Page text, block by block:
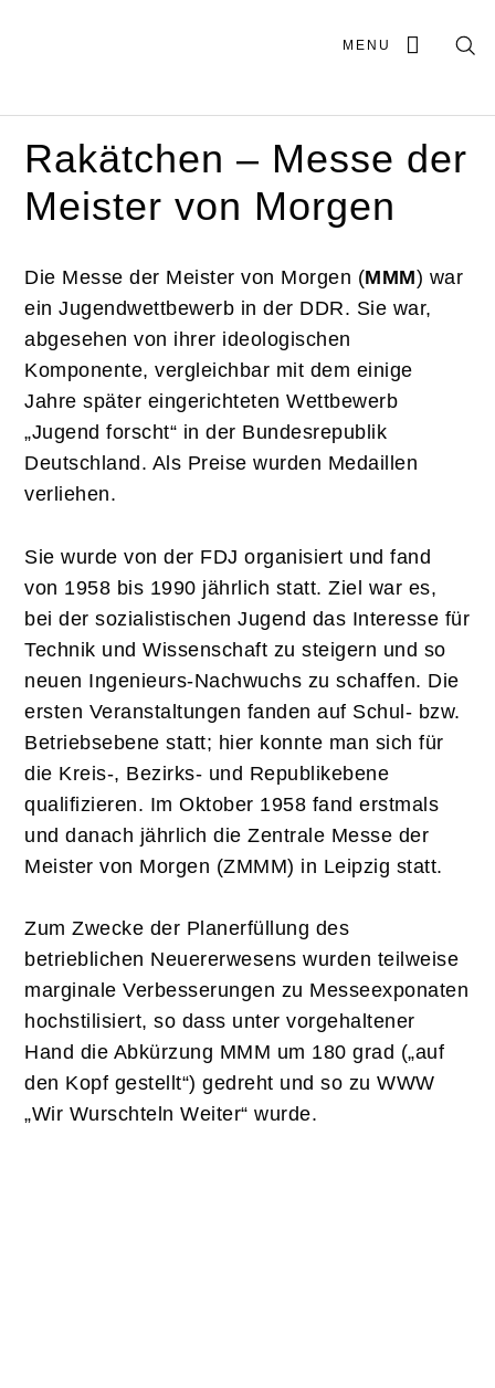
MENU
Rakätchen – Messe der
Meister von Morgen
Die Messe der Meister von Morgen (MMM) war
ein Jugendwettbewerb in der DDR. Sie war,
abgesehen von ihrer ideologischen
Komponente, vergleichbar mit dem einige
Jahre später eingerichteten Wettbewerb
„Jugend forscht“ in der Bundesrepublik
Deutschland. Als Preise wurden Medaillen
verliehen.
Sie wurde von der FDJ organisiert und fand
von 1958 bis 1990 jährlich statt. Ziel war es,
bei der sozialistischen Jugend das Interesse für
Technik und Wissenschaft zu steigern und so
neuen Ingenieurs-Nachwuchs zu schaffen. Die
ersten Veranstaltungen fanden auf Schul- bzw.
Betriebsebene statt; hier konnte man sich für
die Kreis-, Bezirks- und Republikebene
qualifizieren. Im Oktober 1958 fand erstmals
und danach jährlich die Zentrale Messe der
Meister von Morgen (ZMMM) in Leipzig statt.
Zum Zwecke der Planerfüllung des
betrieblichen Neuererwesens wurden teilweise
marginale Verbesserungen zu Messeexponaten
hochstilisiert, so dass unter vorgehaltener
Hand die Abkürzung MMM um 180 grad („auf
den Kopf gestellt“) gedreht und so zu WWW
„Wir Wurschteln Weiter“ wurde.